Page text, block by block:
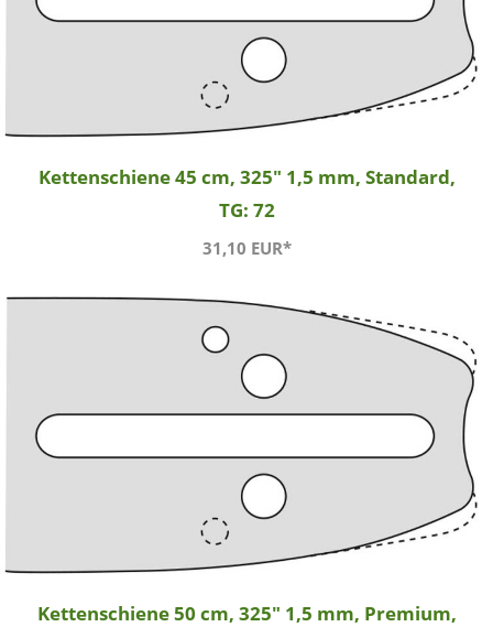
Kettenschiene 45 cm, 325" 1,5 mm, Standard,
TG: 72
31,10 EUR*
Kettenschiene 50 cm, 325" 1,5 mm, Premium,